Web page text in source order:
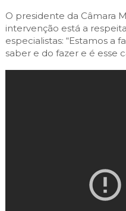
O presidente da Câmara
intervenção está a
especialistas: “Estamos a
saber e do fazer e é esse